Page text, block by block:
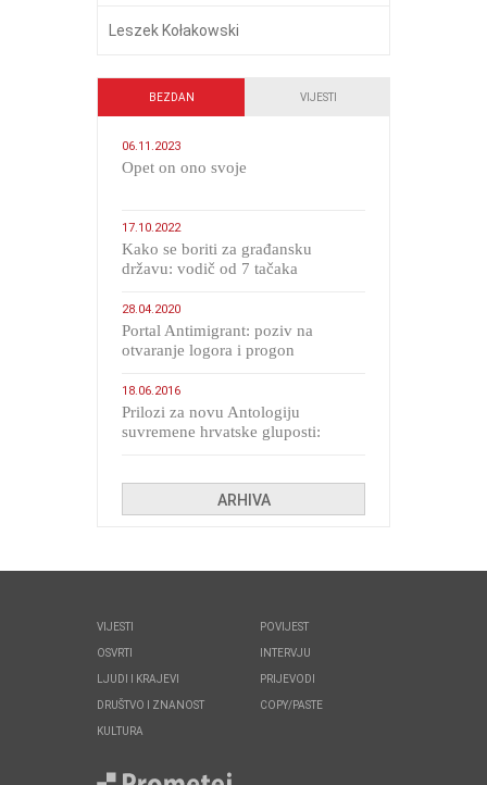
Leszek Kołakowski
BEZDAN VIJESTI
06.11.2023
​Opet on ono svoje
17.10.2022
Kako se boriti za građansku
državu: vodič od 7 tačaka
28.04.2020
Portal Antimigrant: poziv na
otvaranje logora i progon
18.06.2016
Prilozi za novu Antologiju
suvremene hrvatske gluposti:
ARHIVA
VIJESTI
OSVRTI
LJUDI I KRAJEVI
DRUŠTVO I ZNANOST
KULTURA
POVIJEST
INTERVJU
PRIJEVODI
COPY/PASTE